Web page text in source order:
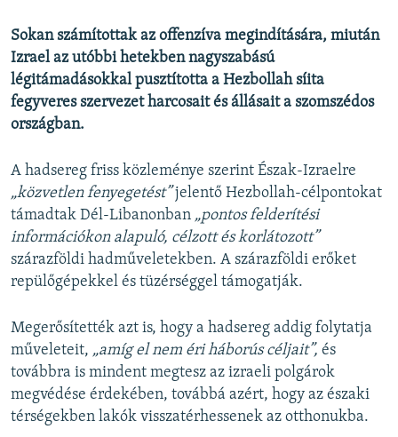
Valamennyi RFE/RL weboldal
Sokan számítottak az offenzíva megindítására, miután
Izrael az utóbbi hetekben nagyszabású
légitámadásokkal pusztította a Hezbollah síita
fegyveres szervezet harcosait és állásait a szomszédos
országban.
A hadsereg friss közleménye szerint Észak-Izraelre
„közvetlen fenyegetést”jelentő Hezbollah-célpontokat
támadtak Dél-Libanonban „pontos felderítési
információkon alapuló, célzott és korlátozott”
szárazföldi hadműveletekben. A szárazföldi erőket
repülőgépekkel és tüzérséggel támogatják.
Megerősítették azt is, hogy a hadsereg addig folytatja
műveleteit, „amíg el nem éri háborús céljait”, és
továbbra is mindent megtesz az izraeli polgárok
megvédése érdekében, továbbá azért, hogy az északi
térségekben lakók visszatérhessenek az otthonukba.